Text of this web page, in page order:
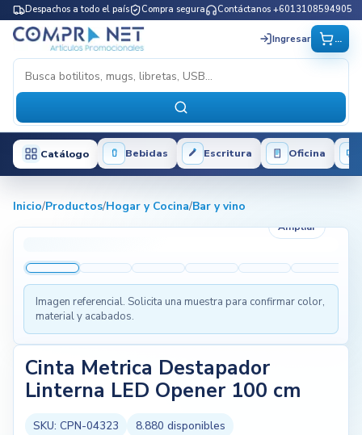
Despachos a todo el país Compra segura Contáctanos +6013108594905
Ingresar ...
Catálogo Bebidas Escritura Oficina
Inicio/Productos/Hogar y Cocina/Bar y vino
Ampliar
Imagen referencial. Solicita una muestra para confirmar color,
material y acabados.
Cinta Metrica Destapador
Linterna LED Opener 100 cm
SKU: CPN-04323 8.880 disponibles